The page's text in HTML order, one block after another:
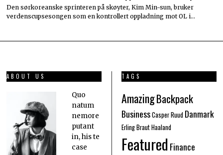
Den sørkoreanske sprinteren på skøyter, Kim Min-sun, bruker
verdenscupsesongen som en kontrollert oppladning mot OL i…
ABOUT US
Quo
natum
nemore
putant
in, his te
case
TAGS
AmazingBackpack
BusinessCasper Ruud Danmark
Erling Braut Haaland
FeaturedFinance